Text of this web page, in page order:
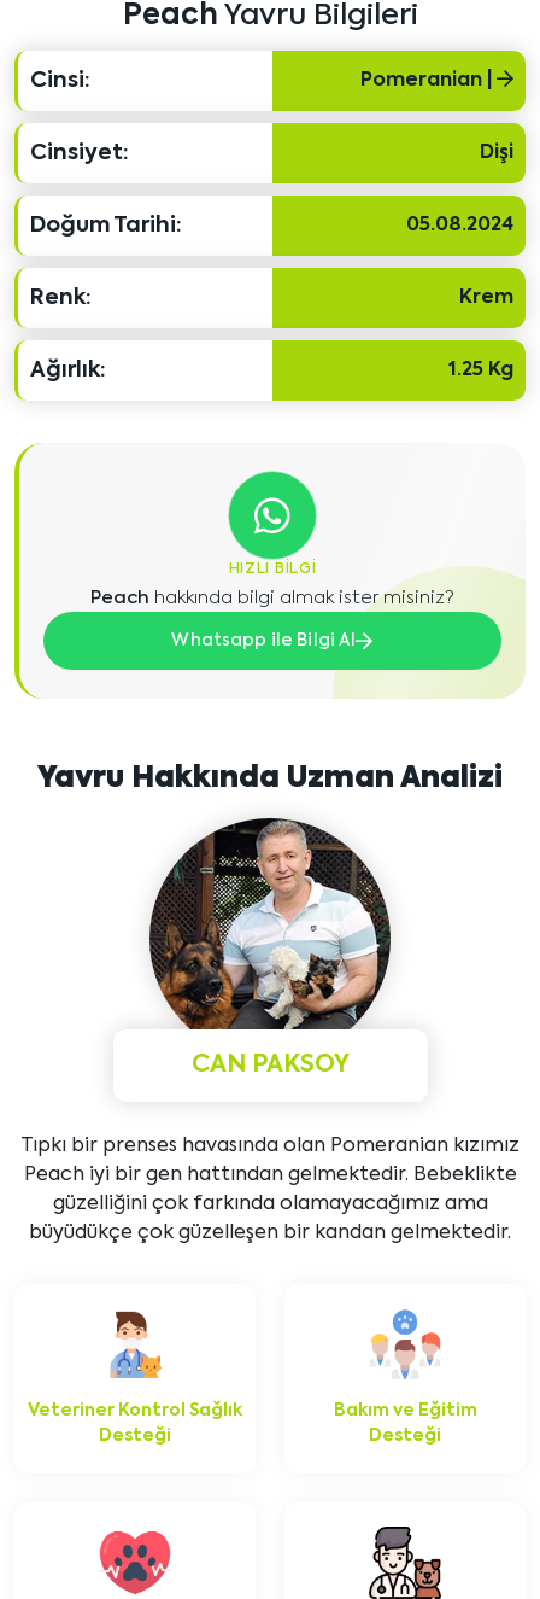
Peach Yavru Bilgileri
Cinsi: Pomeranian |
Cinsiyet: Dişi
Doğum Tarihi: 05.08.2024
Renk: Krem
Ağırlık: 1.25 Kg
HIZLI BILGI
Peach hakkında bilgi almak ister misiniz?
Whatsapp ile Bilgi Al
Yavru Hakkında Uzman Analizi
CAN PAKSOY
Tıpkı bir prenses havasında olan Pomeranian kızımız
Peach iyi bir gen hattından gelmektedir. Bebeklikte
güzelliğini çok farkında olamayacağımız ama
büyüdükçe çok güzelleşen bir kandan gelmektedir.
Veteriner Kontrol Sağlık
Desteği
Bakım ve Eğitim
Desteği